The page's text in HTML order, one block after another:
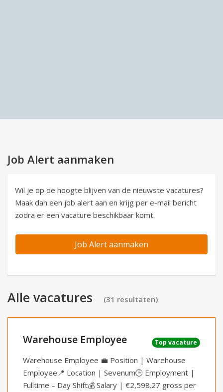
Job Alert aanmaken
Wil je op de hoogte blijven van de nieuwste vacatures?
Maak dan een job alert aan en krijg per e-mail bericht
zodra er een vacature beschikbaar komt.
Job Alert aanmaken
Alle vacatures (31 resultaten)
Warehouse Employee Top vacature
Warehouse Employee 💼 Position | Warehouse
Employee📍 Location | Sevenum🕒 Employment |
Fulltime – Day Shift💰 Salary | €2,598.27 gross per